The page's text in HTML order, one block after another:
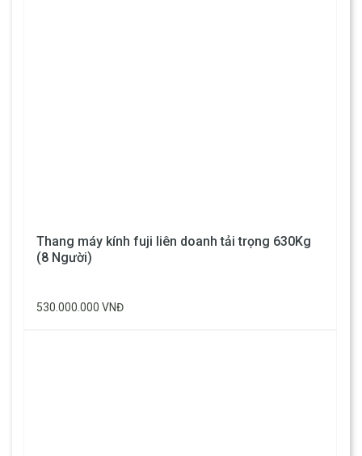
Thang máy kính fuji liên doanh tải trọng 630Kg
(8 Người)
530.000.000 VNĐ